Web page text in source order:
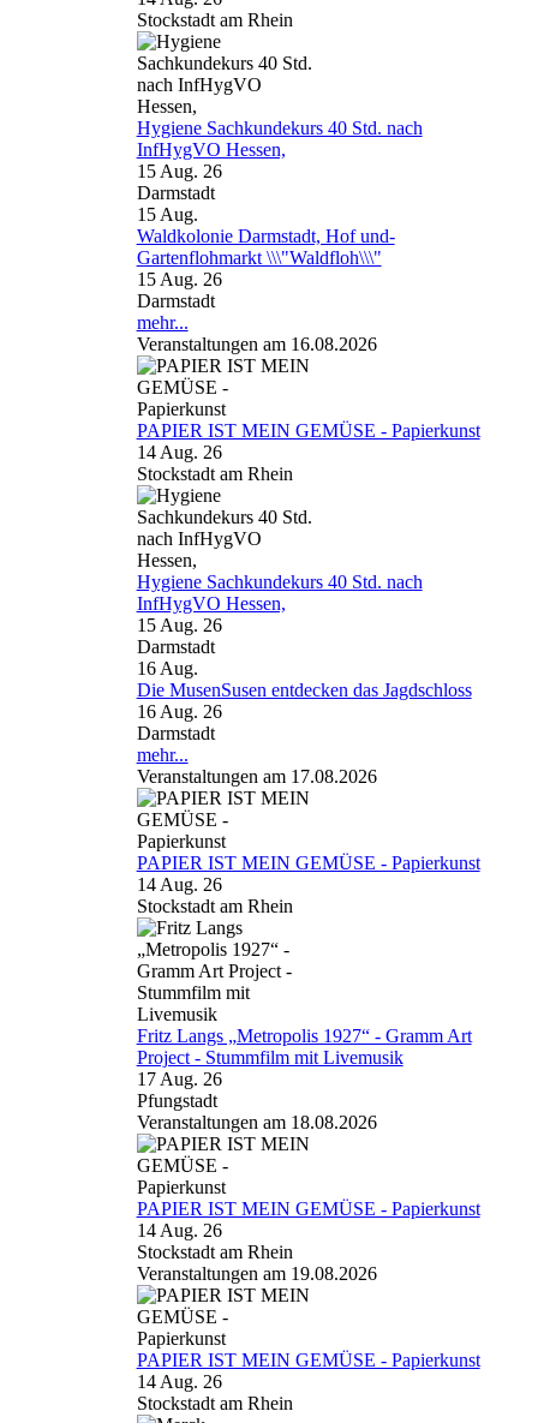
Stockstadt am Rhein
Hygiene Sachkundekurs 40 Std. nach
InfHygVO Hessen,
15 Aug. 26
Darmstadt
15 Aug.
Waldkolonie Darmstadt, Hof und-
Gartenflohmarkt \\\"Waldfloh\\\"
15 Aug. 26
Darmstadt
mehr...
Veranstaltungen am 16.08.2026
PAPIER IST MEIN GEMÜSE - Papierkunst
14 Aug. 26
Stockstadt am Rhein
Hygiene Sachkundekurs 40 Std. nach
InfHygVO Hessen,
15 Aug. 26
Darmstadt
16 Aug.
Die MusenSusen entdecken das Jagdschloss
16 Aug. 26
Darmstadt
mehr...
Veranstaltungen am 17.08.2026
PAPIER IST MEIN GEMÜSE - Papierkunst
14 Aug. 26
Stockstadt am Rhein
Fritz Langs „Metropolis 1927“ - Gramm Art
Project - Stummfilm mit Livemusik
17 Aug. 26
Pfungstadt
Veranstaltungen am 18.08.2026
PAPIER IST MEIN GEMÜSE - Papierkunst
14 Aug. 26
Stockstadt am Rhein
Veranstaltungen am 19.08.2026
PAPIER IST MEIN GEMÜSE - Papierkunst
14 Aug. 26
Stockstadt am Rhein